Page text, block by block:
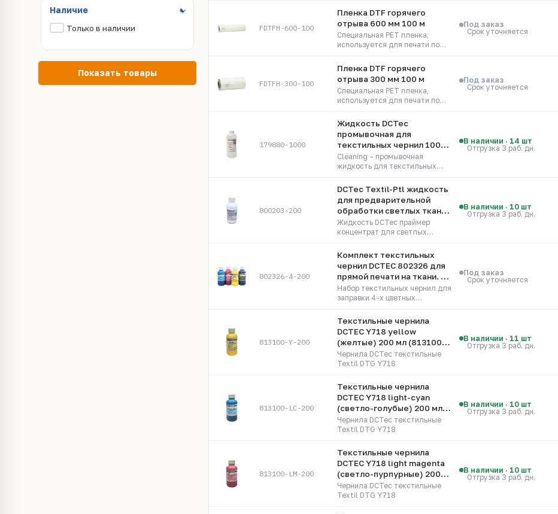
Наличие
Только в наличии
Показать товары
FDTFH-600-100
Пленка DTF горячего
отрыва 600 мм 100 м
Специальная PET пленка,
используется для печати по
Под заказ
Срок уточняется
FDTFH-300-100
Пленка DTF горячего
отрыва 300 мм 100 м
Специальная PET пленка,
используется для печати по
Под заказ
Срок уточняется
179880-1000
Жидкость DCTec
промывочная для
текстильных чернил 1000
мл
Cleaning – промывочная
жидкость для текстильных
тару по 1000 мл.
В наличии · 14 шт
Отгрузка 3 раб. дн.
800203-200
DCTec Textil-Ptl жидкость
для предварительной
обработки светлых тканей
200 мл (800203-PTL-200)
Жидкость DCTec праймер
концентрат для светлых
В наличии · 10 шт
Отгрузка 3 раб. дн.
802326-4-200
Комплект текстильных
чернил DCTEC 802326 для
прямой печати на ткани. 4
цвета CMYK x 200 мл
Набор текстильных чернил для
заправки 4-х цветных
для качественной прямой
печати по натуральным
тканям. Получаемое
изображение устойчиво к
воздействию воды, не выгорает.
Состав: чернила 4-х цветов в...
Под заказ
Срок уточняется
813100-Y-200
Текстильные чернила
DCTEC Y718 yellow
(желтые) 200 мл (813100-
Y-200)
Чернила DCTec текстильные
Textil DTG Y718
В наличии · 11 шт
Отгрузка 3 раб. дн.
813100-LC-200
Текстильные чернила
DCTEC Y718 light-cyan
(светло-голубые) 200 мл
(813100-LC-200)
Чернила DCTec текстильные
Textil DTG Y718
В наличии · 10 шт
Отгрузка 3 раб. дн.
813100-LM-200
Текстильные чернила
DCTEC Y718 light magenta
(светло-пурпурные) 200
мл (813100-LM-200)
Чернила DCTec текстильные
Textil DTG Y718
В наличии · 10 шт
Отгрузка 3 раб. дн.